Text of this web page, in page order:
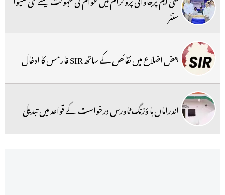
سنٹر
بعض اضلاع میں نقائص کے ساتھ SIR فارمس کا ادخال
اندراماں ہا ؤزنگ ٹاورس درخواست کے قواعد میں تبدیلی